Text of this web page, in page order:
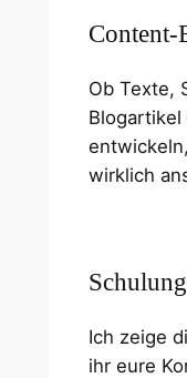
Content-
Ob Texte,
Blogartikel
wirklich
Ich zeige
ihr eure